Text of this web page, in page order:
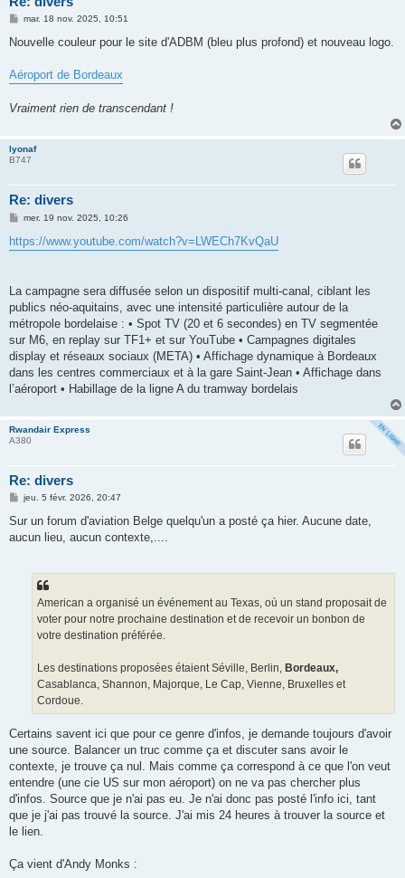
M
s
g
e
mar. 18 nov. 2025, 10:51
Nouvelle couleur pour le site d'ADBM (bleu plus profond) et nouveau logo.
Aéroport de Bordeaux
Vraiment rien de transcendant !
lyonaf
B747
Re: divers
M
s
s
mer. 19 nov. 2025, 10:26
https://www.youtube.com/watch?v=LWECh7KvQaU
La campagne sera diffusée selon un dispositif multi-canal, ciblant les
publics néo-aquitains, avec une intensité particulière autour de la
métropole bordelaise : • Spot TV (20 et 6 secondes) en TV segmentée
sur M6, en replay sur TF1+ et sur YouTube • Campagnes digitales
display et réseaux sociaux (META) • Affichage dynamique à Bordeaux
dans les centres commerciaux et à la gare Saint-Jean • Affichage dans
l’aéroport • Habillage de la ligne A du tramway bordelais
Rwandair Express
A380
Re: divers
M
s
a
jeu. 5 févr. 2026, 20:47
Sur un forum d'aviation Belge quelqu'un a posté ça hier. Aucune date,
aucun lieu, aucun contexte,....
American a organisé un événement au Texas, où un stand proposait de
voter pour notre prochaine destination et de recevoir un bonbon de
votre destination préférée.
Les destinations proposées étaient Séville, Berlin, Bordeaux,
Casablanca, Shannon, Majorque, Le Cap, Vienne, Bruxelles et
Cordoue.
Certains savent ici que pour ce genre d'infos, je demande toujours d'avoir
une source. Balancer un truc comme ça et discuter sans avoir le
contexte, je trouve ça nul. Mais comme ça correspond à ce que l'on veut
entendre (une cie US sur mon aéroport) on ne va pas chercher plus
d'infos. Source que je n'ai pas eu. Je n'ai donc pas posté l'info ici, tant
que je j'ai pas trouvé la source. J'ai mis 24 heures à trouver la source et
le lien.
Ça vient d'Andy Monks :